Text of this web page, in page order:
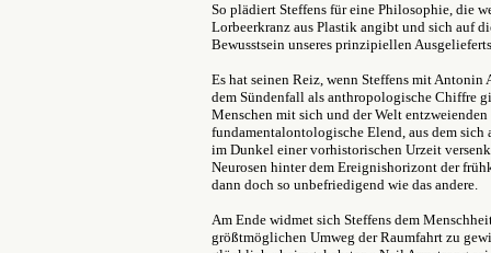
So plädiert Steffens für eine Philosophie, die
Lorbeerkranz aus Plastik angibt und sich auf
Bewusstsein unseres prinzipiellen
Es hat seinen Reiz, wenn Steffens mit
dem Sündenfall als anthropologische Chiffre
Menschen mit sich und der Welt
fundamentalontologische Elend, aus dem
im Dunkel einer vorhistorischen Urzeit
Neurosen hinter dem Ereignishorizont der
dann doch so unbefriedigend wie das andere.
Am Ende widmet sich Steffens dem
größtmöglichen Umweg der Raumfahrt zu